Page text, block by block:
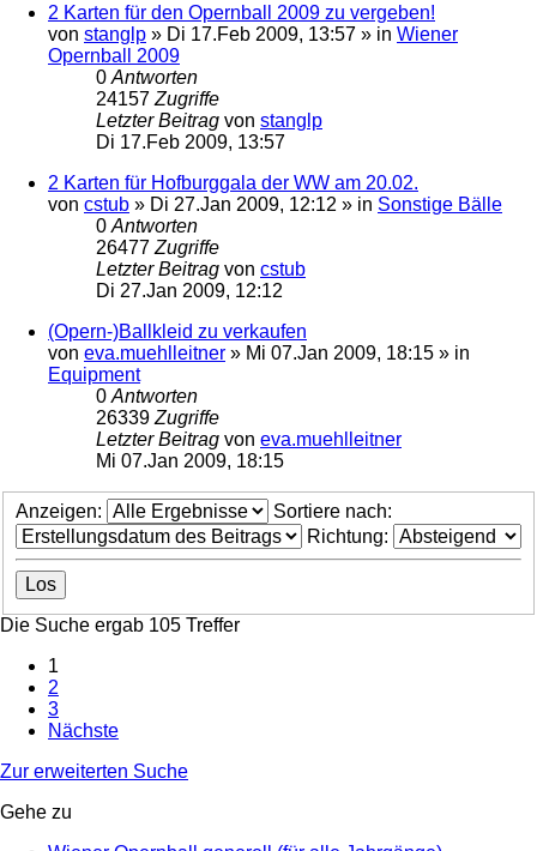
2 Karten für den Opernball 2009 zu vergeben!
von stanglp » Di 17.Feb 2009, 13:57 » in Wiener
Opernball 2009
0 Antworten
24157 Zugriffe
Letzter Beitrag von stanglp
Di 17.Feb 2009, 13:57
2 Karten für Hofburggala der WW am 20.02.
von cstub » Di 27.Jan 2009, 12:12 » in Sonstige Bälle
0 Antworten
26477 Zugriffe
Letzter Beitrag von cstub
Di 27.Jan 2009, 12:12
(Opern-)Ballkleid zu verkaufen
von eva.muehlleitner » Mi 07.Jan 2009, 18:15 » in
Equipment
0 Antworten
26339 Zugriffe
Letzter Beitrag von eva.muehlleitner
Mi 07.Jan 2009, 18:15
Anzeigen:
Sortiere nach:
Richtung:
Die Suche ergab 105 Treffer
1
2
3
Nächste
Zur erweiterten Suche
Gehe zu